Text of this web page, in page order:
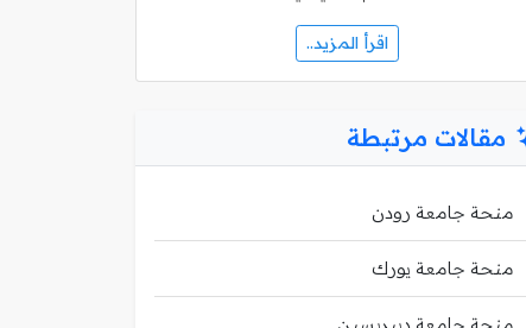
اقرأ المزيد..
مقالات مرتبطة
منحة جامعة رودن
منحة جامعة يورك
منحة جامعة ديبريسين